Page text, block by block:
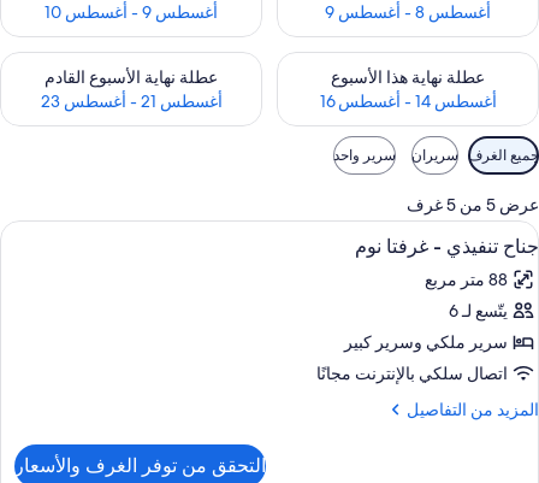
أغسطس 8 - أغسطس 9
أغسطس 9 - أغسطس 10
عطلة نهاية هذا الأسبوع
أغسطس 14 - أغسطس 16
تحقق من مدى التوفر لعطلة نهاية هذا الأسبوع للفترة أغسطس 14 - أغسطس 16
عطلة نهاية الأسبوع القادم
أغسطس 21 - أغسطس 23
تحقق من مدى التوفر لعطلة نهاية
عوامل
التصفية
المتاحة
للغرف
جميع الغرف سريران سرير واحد
عرض 5 من 5 غرف
استعراض
جميع
صور
جناح
تنفيذي
-
غرفتا
نوم
4
جناح تنفيذي - غرفتا نوم
88 متر مربع
يتّسع لـ 6
سرير ملكي‫‬ وسرير كبير
اتصال سلكي بالإنترنت مجانًا
المزيد من التفاصيل
المزيد
التحقق من توفر الغرف والأسعار